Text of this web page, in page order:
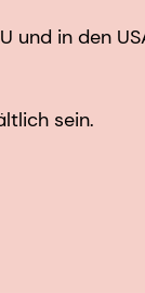
und in den
sein.